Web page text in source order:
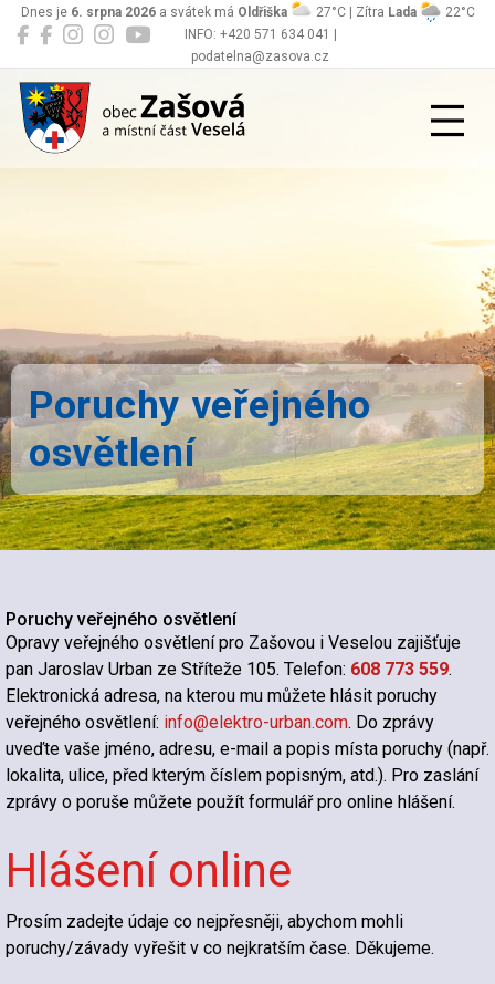
INFO: +420 571 634 041 |
podatelna@zasova.cz
Dnes je 6. srpna 2026a svátek má Oldřiška 27°C | Zítra Lada 22°C
Zašová
Poruchy veřejného
osvětlení
Poruchy veřejného osvětlení
Opravy veřejného osvětlení pro Zašovou i Veselou zajišťuje
pan Jaroslav Urban ze Stříteže 105. Telefon: 608 773 559.
Elektronická adresa, na kterou mu můžete hlásit poruchy
veřejného osvětlení: info@elektro-urban.com. Do zprávy
uveďte vaše jméno, adresu, e-mail a popis místa poruchy (např.
lokalita, ulice, před kterým číslem popisným, atd.). Pro zaslání
zprávy o poruše můžete použít formulář pro online hlášení.
Hlášení online
Prosím zadejte údaje co nejpřesněji, abychom mohli
poruchy/závady vyřešit v co nejkratším čase. Děkujeme.